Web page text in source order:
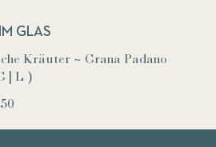
GLAS
Kräuter ~ Grana Padano
| L )